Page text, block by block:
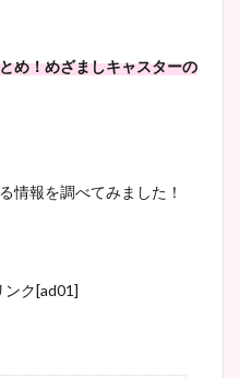
め！めざましキャスターの
情報を調べてみました！
ンク[ad01]